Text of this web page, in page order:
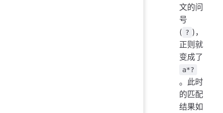
文的问
号
( ? )，
正则就
变成了
a*?
。此时
的匹配
结果如